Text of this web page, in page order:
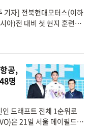
기자] 전북현대모터스(이하
아)전 대비 첫 현지 훈련을
공,
명
드래프트 전체 1순위로
은 21일 서울 메이필드